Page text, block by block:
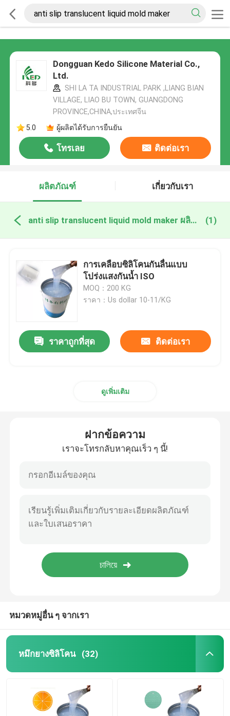
Dongguan Kedo Silicone Material Co.,
Ltd.
SHI LA TA INDUSTRIAL PARK ,LIANG BIAN
VILLAGE, LIAO BU TOWN, GUANGDONG
PROVINCE,CHINA,ประเทศจีน
5.0
ผู้ผลิตได้รับการยืนยัน
โทรเลย ติดต่อเรา
ผลิตภัณฑ์ เกี่ยวกับเรา
anti slip translucent liquid mold maker ผลิตออนไลน์ (1)
การเคลือบซิลิโคนกันลื่นแบบ
โปร่งแสงกันน้ำ ISO
MOQ：200 KG
ราคา：Us dollar 10-11/KG
ราคาถูกที่สุด ติดต่อเรา
ดูเพิ่มเติม
ฝากข้อความ
เราจะโทรกลับหาคุณเร็ว ๆ นี้!
หมวดหมู่อื่น ๆ จากเรา
หมึกยางซิลิโคน (32)